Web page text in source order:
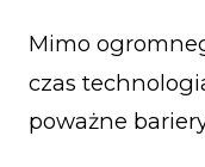
Mimo
czas
poważne